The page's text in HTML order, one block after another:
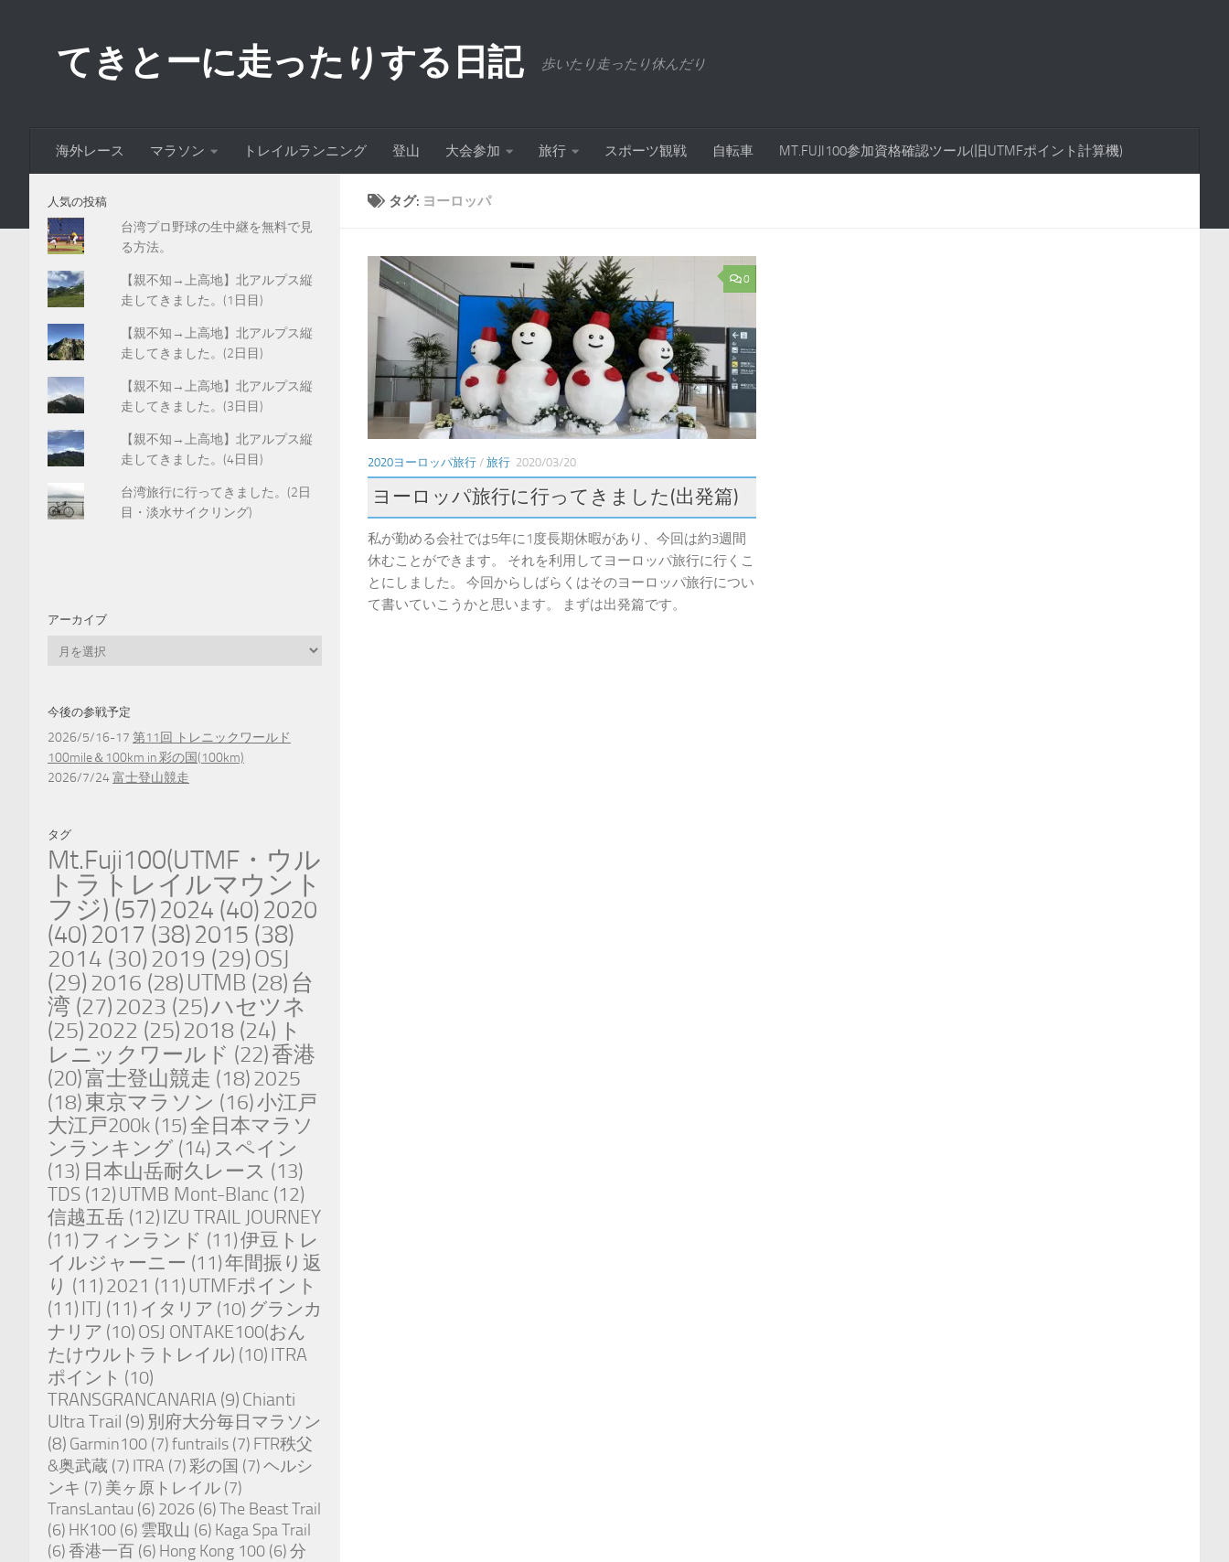
てきとーに走ったりする日記 歩いたり走ったり休んだり
海外レース マラソン トレイルランニング 登山 大会参加 旅行 スポーツ観戦 自転車 MT.FUJI100参加資格確認ツール(旧UTMFポイント計算機)
タグ: ヨーロッパ
0
2020ヨーロッパ旅行 / 旅行 2020/03/20
ヨーロッパ旅行に行ってきました(出発篇)
私が勤める会社では5年に1度長期休暇があり、今回は約3週間
休むことができます。 それを利用してヨーロッパ旅行に行くこ
とにしました。 今回からしばらくはそのヨーロッパ旅行につい
て書いていこうかと思います。 まずは出発篇です。
人気の投稿
台湾プロ野球の生中継を無料で見
る方法。
【親不知→上高地】北アルプス縦
走してきました。(1日目)
【親不知→上高地】北アルプス縦
走してきました。(2日目)
【親不知→上高地】北アルプス縦
走してきました。(3日目)
【親不知→上高地】北アルプス縦
走してきました。(4日目)
台湾旅行に行ってきました。(2日
目・淡水サイクリング)
アーカイブ
イ
今後の参戦予定
2026/5/16-17 第11回 トレニックワールド
100mile＆100km in 彩の国(100km)
2026/7/24富士登山競走
タグ
Mt.Fuji100(UTMF・ウル
トラトレイルマウント
フジ) (57)2024 (40)2020
(40)2017 (38)2015 (38)
2014 (30) 2019 (29)OSJ
(29)2016 (28)UTMB (28)台
湾 (27) 2023 (25)ハセツネ
(25) 2022 (25) 2018 (24) ト
レニックワールド (22)香港
(20)富士登山競走 (18) 2025
(18)東京マラソン (16)小江戸
大江戸200k (15)全日本マラソ
ンランキング (14) スペイン
(13) 日本山岳耐久レース (13)
TDS (12) UTMB Mont-Blanc (12)
信越五岳 (12) IZU TRAIL JOURNEY
(11) フィンランド (11)伊豆トレ
イルジャーニー (11)年間振り返
り (11) 2021 (11) UTMFポイント
(11) ITJ (11) イタリア (10) グランカ
ナリア (10) OSJ ONTAKE100(おん
たけウルトラトレイル) (10) ITRA
ポイント (10)
TRANSGRANCANARIA (9) Chianti
Ultra Trail (9) 別府大分毎日マラソン
(8) Garmin100 (7)funtrails (7) FTR秩父
&奥武蔵 (7) ITRA (7)彩の国 (7)ヘルシ
ンキ (7) 美ヶ原トレイル (7)
TransLantau (6) 2026 (6)The Beast Trail
(6) HK100 (6) 雲取山 (6) Kaga Spa Trail
(6)香港一百 (6) Hong Kong 100 (6)分